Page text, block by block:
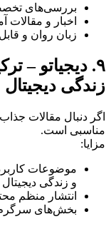
بررسی‌های
اخبار و مقالات
زبان روان و
۹. دیجیاتو –
زندگی دیجیتال
اگر دنبال مقالات
مناسبی است.
مزایا:
موضوعات
و زندگی دیجیتال
انتشار منظم
بخش‌های